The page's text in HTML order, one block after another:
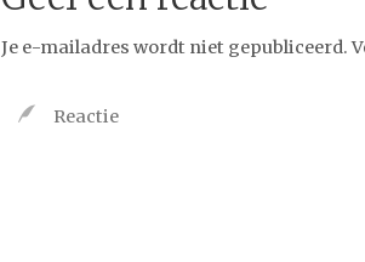
Je e-mailadres wordt niet gepubliceerd.